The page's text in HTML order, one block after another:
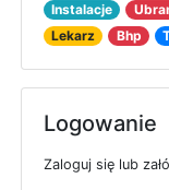
Instalacje
Lekarz
Bhp
Logowanie
Zaloguj się lub